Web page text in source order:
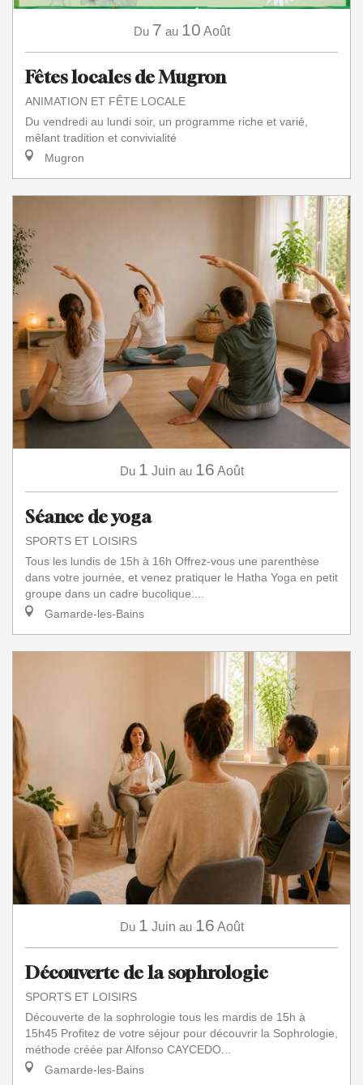
Du 7 au 10 Août
Fêtes locales de Mugron
ANIMATION ET FÊTE LOCALE
Du vendredi au lundi soir, un programme riche et varié,
mêlant tradition et convivialité
Mugron
Du 1 Juin au 16 Août
Séance de yoga
SPORTS ET LOISIRS
Tous les lundis de 15h à 16h Offrez-vous une parenthèse
dans votre journée, et venez pratiquer le Hatha Yoga en petit
groupe dans un cadre bucolique....
Gamarde-les-Bains
Du 1 Juin au 16 Août
Découverte de la sophrologie
SPORTS ET LOISIRS
Découverte de la sophrologie tous les mardis de 15h à
15h45 Profitez de votre séjour pour découvrir la Sophrologie,
méthode créée par Alfonso CAYCEDO...
Gamarde-les-Bains